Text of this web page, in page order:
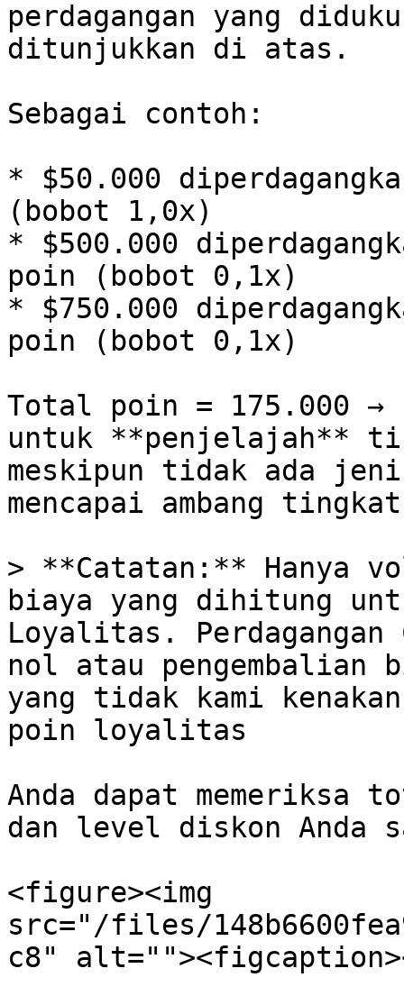
perdagangan yang
ditunjukkan di atas.
Sebagai contoh:
* $50.000
(bobot 1,0x)
* $500.000
poin (bobot 0,1x)
* $750.000
poin (bobot 0,1x)
Total poin = 175.000 →
untuk **penjelajah**
meskipun tidak ada
mencapai ambang
> **Catatan:** Hanya
biaya yang dihitung
Loyalitas. Perdagangan
nol atau pengembalian
yang tidak kami
poin loyalitas
Anda dapat memeriksa
dan level diskon Anda
<figure><img
src="/files/
c8"